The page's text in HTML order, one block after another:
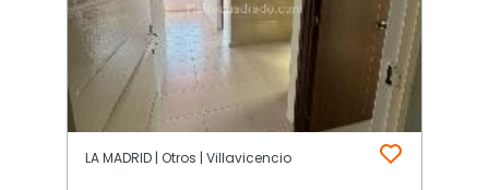
LA MADRID | Otros | Villavicencio